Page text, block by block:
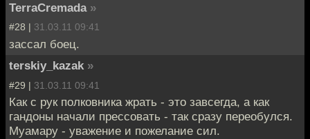
TerraCremada »
#28 | 31.03.11 09:41
зассал боец.
terskiy_kazak »
#29 | 31.03.11 09:41
Как с рук полковника жрать - это завсегда, а как
гандоны начали прессовать - так сразу переобулся.
Муамару - уважение и пожелание сил.